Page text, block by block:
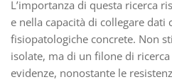
L’importanza di questa ricerca
e nella capacità di collegare dati
fisiopatologiche concrete. Non
isolate, ma di un filone di
evidenze, nonostante le